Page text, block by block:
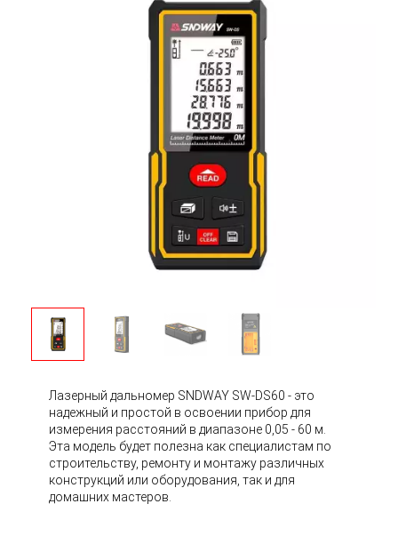
Лазерный дальномер SNDWAY SW-DS60 - это
надежный и простой в освоении прибор для
измерения расстояний в диапазоне 0,05 - 60 м.
Эта модель будет полезна как специалистам по
строительству, ремонту и монтажу различных
конструкций или оборудования, так и для
домашних мастеров.